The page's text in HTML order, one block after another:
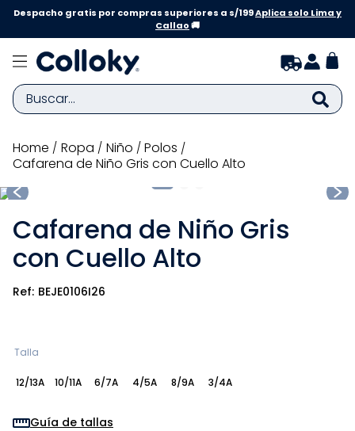
Despacho gratis por compras superiores a s/199Aplica solo Lima y
Callao🚚
Buscar...
ropa niño
polos
Cafarena de Niño Gris con Cuello Alto
Cafarena de Niño Gris
con Cuello Alto
BEJE0106I26
Talla
12/13A 10/11A 6/7A 4/5A 8/9A 3/4A
Guía de tallas
TÉRMINOS MÁS BUSCADOS
1.
zapatillas niña
2.
3.
medias
4.
sandalias
disney
10. sandalias niño